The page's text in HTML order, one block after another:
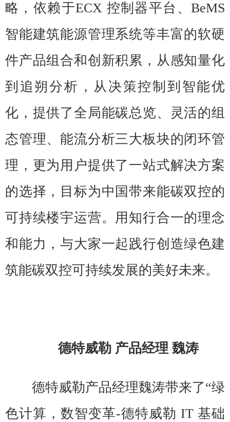
略，依赖于ECX 控制器平台、BeMS
智能建筑能源管理系统等丰富的软硬
件产品组合和创新积累，从感知量化
到追朔分析，从决策控制到智能优
化，提供了全局能碳总览、灵活的组
态管理、能流分析三大板块的闭环管
理，更为用户提供了一站式解决方案
的选择，目标为中国带来能碳双控的
可持续楼宇运营。用知行合一的理念
和能力，与大家一起践行创造绿色建
筑能碳双控可持续发展的美好未来。
德特威勒 产品经理 魏涛
德特威勒产品经理魏涛带来了“绿
色计算，数智变革-德特威勒 IT 基础